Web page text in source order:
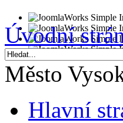
Úvodní
Město
Hlavní